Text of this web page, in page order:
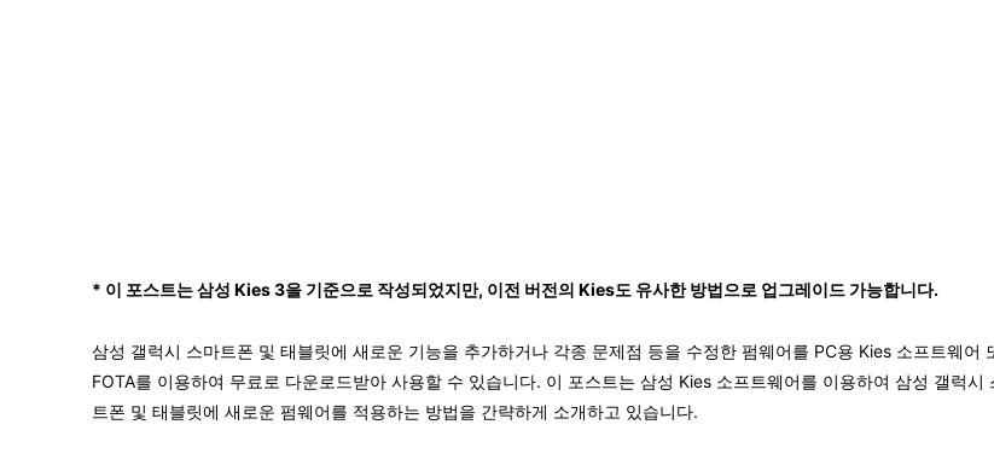
* 이 포스트는 삼성 Kies 3을 기준으로 작성되었지만, 이전 버전의 Kies도 유사한 방법으로 업그레이드 가능합니다.
삼성 갤럭시 스마트폰 및 태블릿에 새로운 기능을 추가하거나 각종 문제점 등을 수정한 펌웨어를 PC용 Kies 소프트웨어
FOTA를 이용하여 무료로 다운로드받아 사용할 수 있습니다. 이 포스트는 삼성 Kies 소프트웨어를 이용하여 삼성 갤럭시
트폰 및 태블릿에 새로운 펌웨어를 적용하는 방법을 간략하게 소개하고 있습니다.